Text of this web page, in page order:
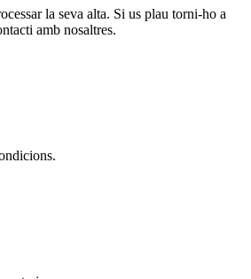
la seva alta. Si us plau torni-ho a
amb nosaltres.